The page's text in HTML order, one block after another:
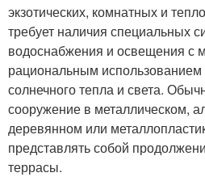
экзотических, комнатных и
требует наличия специальных
водоснабжения и освещения с
рациональным использованием
солнечного тепла и света.
сооружение в металлическом,
деревянном или
представлять собой
террасы.